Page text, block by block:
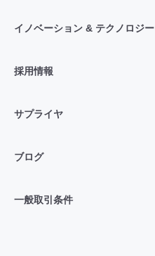
イノベーション & テクノロジー
採用情報
サプライヤ
ブログ
一般取引条件